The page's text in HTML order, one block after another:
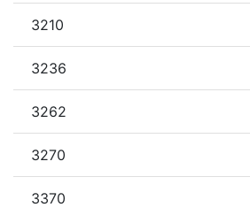
3210
3236
3262
3270
3370